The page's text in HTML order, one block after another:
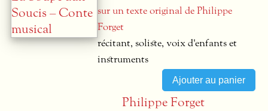
sur un texte original de Philippe
Forget
récitant, soliste, voix d'enfants et
instruments
Philippe Forget